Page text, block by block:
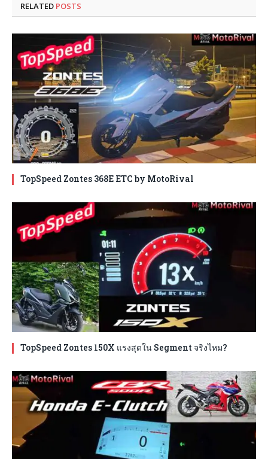
RELATED POSTS
TopSpeed Zontes 368E ETC by MotoRival
TopSpeed Zontes 150X แรงสุดใน Segment จริงไหม?